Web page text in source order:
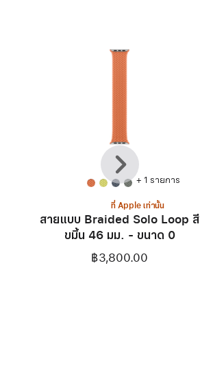
+ 1 รายการ
ที่ Apple เท่านั้น
สายแบบ Braided Solo Loop สี
ขมิ้น 46 มม. - ขนาด 0
฿3,800.00
ก่อน
หน้า
ถัด
ไป